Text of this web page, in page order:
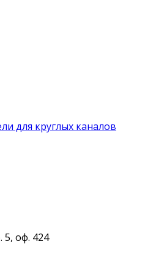
для круглых каналов
5, оф. 424